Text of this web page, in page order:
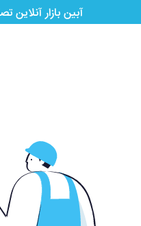
آبین بازار